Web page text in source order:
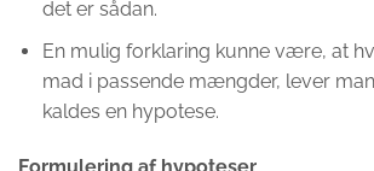
det er sådan.
En mulig forklaring kunne være, at
mad i passende mængder, lever
kaldes en hypotese.
Formulering af hypoteser